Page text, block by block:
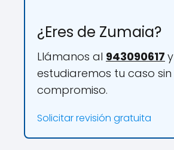
¿Eres de Zumaia?
Llámanos al 943090617 y
estudiaremos tu caso sin
compromiso.
Solicitar revisión gratuita